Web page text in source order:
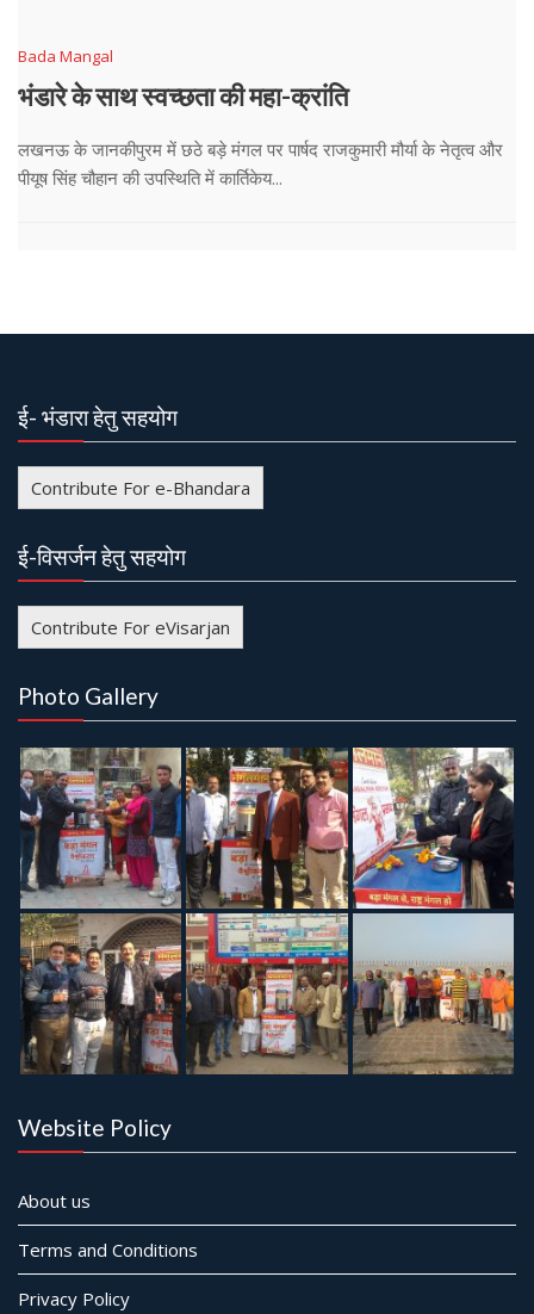
Bada Mangal
भंडारे के साथ स्वच्छता की महा-क्रांति
लखनऊ के जानकीपुरम में छठे बड़े मंगल पर पार्षद राजकुमारी मौर्या के नेतृत्व और
पीयूष सिंह चौहान की उपस्थिति में कार्तिकेय...
ई- भंडारा हेतु सहयोग
Contribute For e-Bhandara
ई-विसर्जन हेतु सहयोग
Contribute For eVisarjan
Photo Gallery
Website Policy
About us
Terms and Conditions
Privacy Policy